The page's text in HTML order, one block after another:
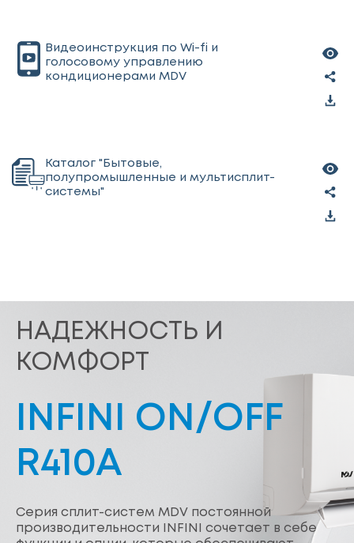
Видеоинструкция по Wi-fi и
голосовому управлению
кондиционерами MDV
Каталог "Бытовые,
полупромышленные и мультисплит-
системы"
НАДЕЖНОСТЬ И
КОМФОРТ
INFINI ON/OFF
R410A
Серия сплит-систем MDV постоянной
производительности INFINI сочетает в себе